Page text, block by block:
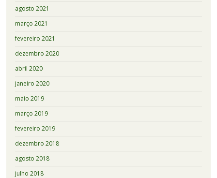
agosto 2021
março 2021
fevereiro 2021
dezembro 2020
abril 2020
janeiro 2020
maio 2019
março 2019
fevereiro 2019
dezembro 2018
agosto 2018
julho 2018